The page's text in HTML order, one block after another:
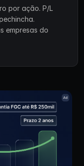
por ação. P/L
empresas do